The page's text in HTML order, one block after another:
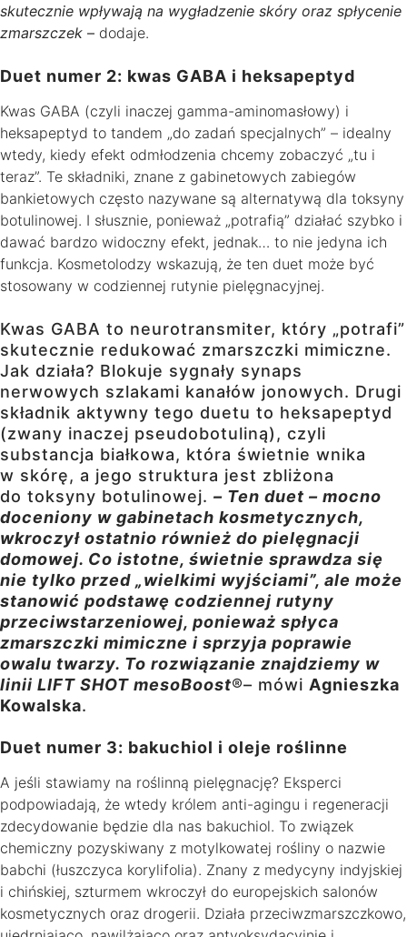
skutecznie wpływają na wygładzenie skóry oraz spłycenie
zmarszczek – dodaje.
Duet numer 2: kwas GABA i heksapeptyd
Kwas GABA (czyli inaczej gamma-aminomasłowy) i
heksapeptyd to tandem „do zadań specjalnych” – idealny
wtedy, kiedy efekt odmłodzenia chcemy zobaczyć „tu i
teraz”. Te składniki, znane z gabinetowych zabiegów
bankietowych często nazywane są alternatywą dla toksyny
botulinowej. I słusznie, ponieważ „potrafią” działać szybko i
dawać bardzo widoczny efekt, jednak… to nie jedyna ich
funkcja. Kosmetolodzy wskazują, że ten duet może być
stosowany w codziennej rutynie pielęgnacyjnej.
Kwas GABA to neurotransmiter, który „potrafi”
skutecznie redukować zmarszczki mimiczne.
Jak działa? Blokuje sygnały synaps
nerwowych szlakami kanałów jonowych. Drugi
składnik aktywny tego duetu to heksapeptyd
(zwany inaczej pseudobotuliną), czyli
substancja białkowa, która świetnie wnika
w skórę, a jego struktura jest zbliżona
do toksyny botulinowej. – Ten duet – mocno
doceniony w gabinetach kosmetycznych,
wkroczył ostatnio również do pielęgnacji
domowej. Co istotne, świetnie sprawdza się
nie tylko przed „wielkimi wyjściami”, ale może
stanowić podstawę codziennej rutyny
przeciwstarzeniowej, ponieważ spłyca
zmarszczki mimiczne i sprzyja poprawie
owalu twarzy. To rozwiązanie znajdziemy w
linii LIFT SHOT mesoBoost®– mówi Agnieszka
Kowalska.
Duet numer 3: bakuchiol i oleje roślinne
A jeśli stawiamy na roślinną pielęgnację? Eksperci
podpowiadają, że wtedy królem anti-agingu i regeneracji
zdecydowanie będzie dla nas bakuchiol. To związek
chemiczny pozyskiwany z motylkowatej rośliny o nazwie
babchi (łuszczyca korylifolia). Znany z medycyny indyjskiej
i chińskiej, szturmem wkroczył do europejskich salonów
kosmetycznych oraz drogerii. Działa przeciwzmarszczkowo,